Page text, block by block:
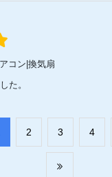
コン|換気扇
た。
​2 ​3 ​4